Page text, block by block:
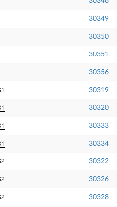
30349
30350
30351
30356
30319
30320
30333
30334
30322
30326
30328